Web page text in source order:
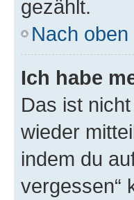
gezählt.
Nach oben
Ich habe
Das ist
wieder
indem du
vergessen“